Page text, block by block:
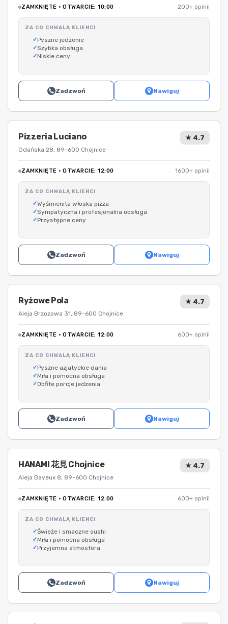
ZAMKNIĘTE · OTWARCIE: 10:00 200+ opinii
ZA CO CHWALĄ KLIENCI
Pyszne jedzenie
Szybka obsługa
Niskie ceny
Zadzwoń Nawiguj
Pizzeria Luciano
Gdańska 28, 89-600 Chojnice
★ 4.7
ZAMKNIĘTE · OTWARCIE: 12:00 1600+ opinii
ZA CO CHWALĄ KLIENCI
Wyśmienita włoska pizza
Sympatyczna i profesjonalna obsługa
Przystępne ceny
Zadzwoń Nawiguj
Ryżowe Pola
Aleja Brzozowa 31, 89-600 Chojnice
★ 4.7
ZAMKNIĘTE · OTWARCIE: 12:00 600+ opinii
ZA CO CHWALĄ KLIENCI
Pyszne azjatyckie dania
Miła i pomocna obsługa
Obfite porcje jedzenia
Zadzwoń Nawiguj
HANAMI 花見 Chojnice
Aleja Bayeux 8, 89-600 Chojnice
★ 4.7
ZAMKNIĘTE · OTWARCIE: 12:00 600+ opinii
ZA CO CHWALĄ KLIENCI
Świeże i smaczne sushi
Miła i pomocna obsługa
Przyjemna atmosfera
Zadzwoń Nawiguj